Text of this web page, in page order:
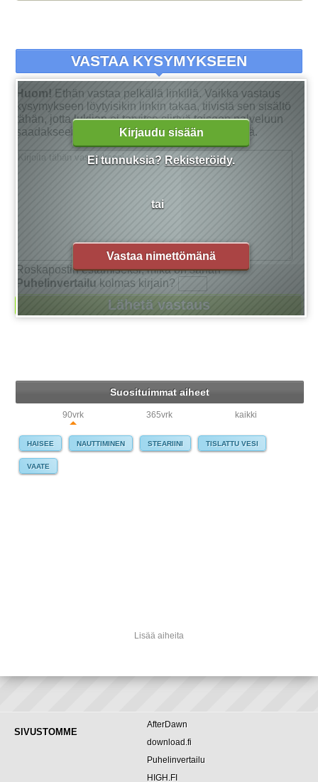
Kirjaudu sisään
Ei tunnuksia? Rekisteröidy.
tai
Vastaa nimettömänä
VASTAA KYSYMYKSEEN
Huom! Ethän vastaa pelkällä linkillä. Vaikka vastaus
kysymykseen löytyisikin linkin takaa, tiivistä sen sisältö
tähän, jotta lukijan ei tarvitse siirtyä toiseen palveluun
saadakseen tarkan vastauksen kysymykseensä.
Roskapostin estämiseksi, mikä on sanan
Puhelinvertailu kolmas kirjain?
Suosituimmat aiheet
90vrk 365vrk kaikki
HAISEE NAUTTIMINEN STEARIINI TISLATTU VESI
VAATE
Lisää aiheita
SIVUSTOMME
AfterDawn
download.fi
Puhelinvertailu
HIGH.FI